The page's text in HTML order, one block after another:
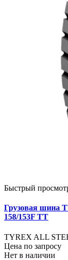
Быстрый
Грузовая шина
158/153F TT
TYREX ALL
Цена по запросу
Нет в наличии